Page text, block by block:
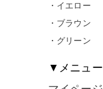
・イエロー
・ブラウン
・グリーン
▼メニュー